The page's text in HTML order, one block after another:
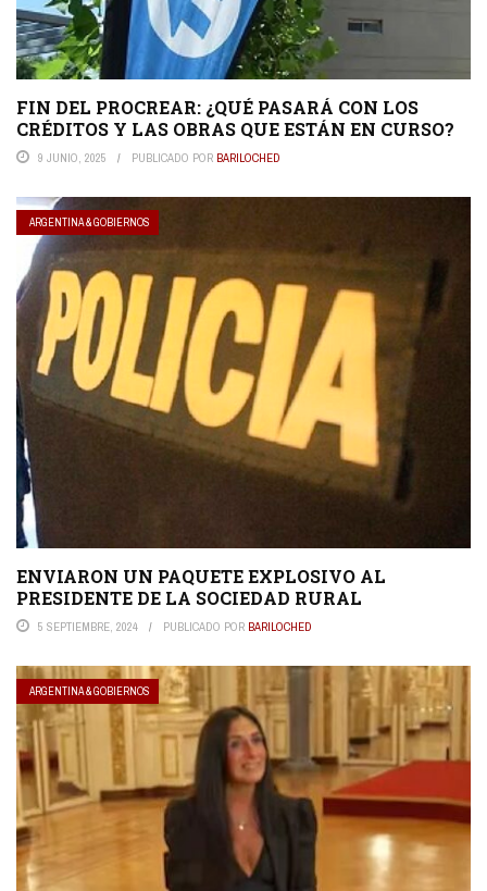
FIN DEL PROCREAR: ¿QUÉ PASARÁ CON LOS
CRÉDITOS Y LAS OBRAS QUE ESTÁN EN CURSO?
9 JUNIO, 2025 PUBLICADO POR BARILOCHED
ARGENTINA & GOBIERNOS
ENVIARON UN PAQUETE EXPLOSIVO AL
PRESIDENTE DE LA SOCIEDAD RURAL
5 SEPTIEMBRE, 2024 PUBLICADO POR BARILOCHED
ARGENTINA & GOBIERNOS